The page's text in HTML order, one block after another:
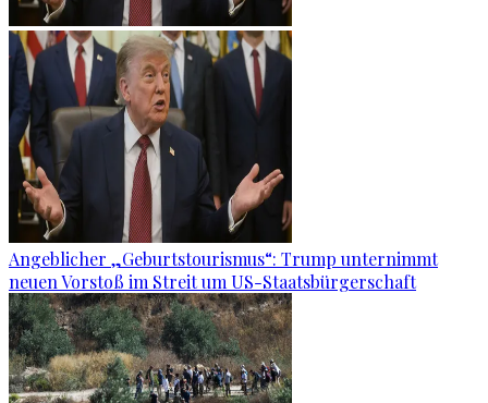
Angeblicher „Geburtstourismus“: Trump unternimmt
neuen Vorstoß im Streit um US-Staatsbürgerschaft